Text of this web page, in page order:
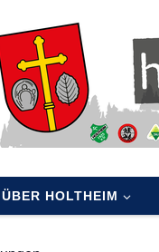
ÜBER HOLTHEIM